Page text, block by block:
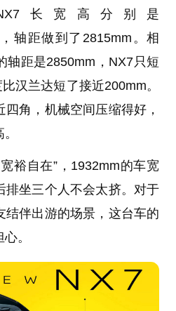
长宽高分别是
轴距做到了2815mm。相
轴距是2850mm，NX7只短
汉兰达短了接近200mm。
角，机械空间压缩得好，
裕自在”，1932mm的车宽
排坐三个人不会太挤。对于
结伴出游的场景，这台车的
。